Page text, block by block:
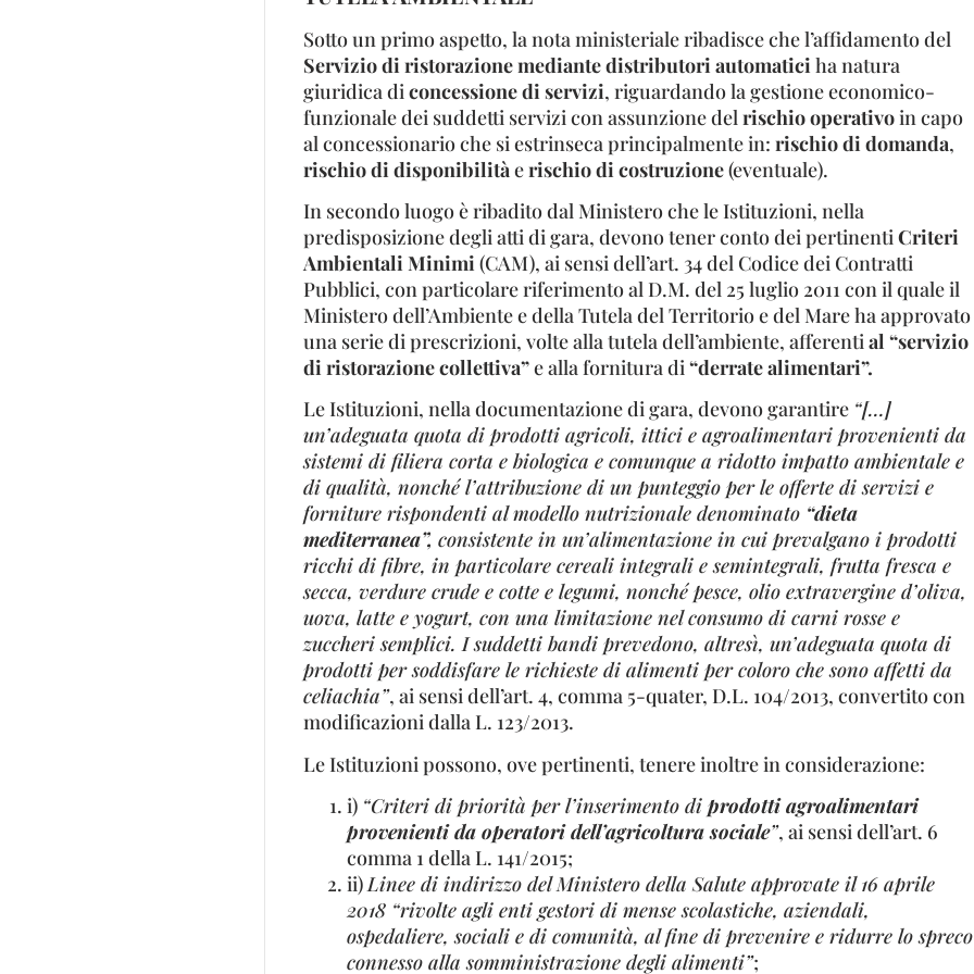
Sotto un primo aspetto, la nota ministeriale ribadisce che l’affidamento del
Servizio di ristorazione mediante distributori automatici ha natura
giuridica di concessione di servizi, riguardando la gestione economico-
funzionale dei suddetti servizi con assunzione del rischio operativoin capo
al concessionario che si estrinseca principalmente in: rischio di domanda,
rischio di disponibilità erischio di costruzione(eventuale).
In secondo luogo è ribadito dal Ministero che le Istituzioni, nella
predisposizione degli atti di gara, devono tener conto dei pertinentiCriteri
Ambientali Minimi(CAM), ai sensi dell’art. 34 del Codice dei Contratti
Pubblici, con particolare riferimento al D.M. del 25 luglio 2011 con il quale il
Ministero dell’Ambiente e della Tutela del Territorio e del Mare ha approvato
una serie di prescrizioni, volte alla tutela dell’ambiente, afferential “servizio
di ristorazione collettiva”e alla fornitura di“derrate alimentari”.
Le Istituzioni, nella documentazione di gara, devono garantire “[…]
un’adeguata quota di prodotti agricoli, ittici e agroalimentari provenienti da
sistemi di filiera corta e biologica e comunque a ridotto impatto ambientale e
di qualità, nonché l’attribuzione di un punteggio per le offerte di servizi e
forniture rispondenti al modello nutrizionale denominato “dieta
mediterranea”, consistente in un’alimentazione in cui prevalgano i prodotti
ricchi di fibre, in particolare cereali integrali e semintegrali, frutta fresca e
secca, verdure crude e cotte e legumi, nonché pesce, olio extravergine d’oliva,
uova, latte e yogurt, con una limitazione nel consumo di carni rosse e
zuccheri semplici. I suddetti bandi prevedono, altresì, un’adeguata quota di
prodotti per soddisfare le richieste di alimenti per coloro che sono affetti da
celiachia”, ai sensi dell’art. 4, comma 5-quater, D.L. 104/2013, convertito con
modificazioni dalla L. 123/2013.
Le Istituzioni possono, ove pertinenti, tenere inoltre in considerazione:
i) “Criteri di priorità per l’inserimento di prodotti agroalimentari
provenienti da operatori dell’agricoltura sociale”, ai sensi dell’art. 6
comma 1 della L. 141/2015;
ii)Linee di indirizzo del Ministero della Salute approvate il 16 aprile
2018 “rivolte agli enti gestori di mense scolastiche, aziendali,
ospedaliere, sociali e di comunità, al fine di prevenire e ridurre lo spreco
connesso alla somministrazione degli alimenti”;